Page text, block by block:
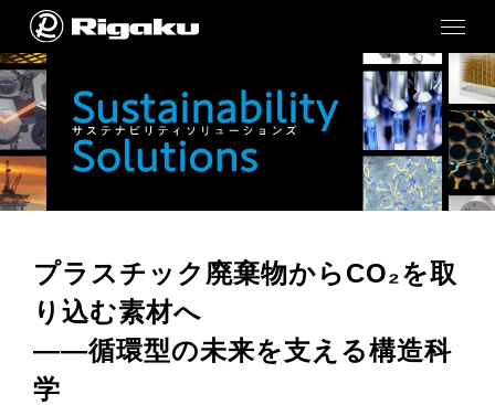
プラスチック廃棄物からCO₂を取
り込む素材へ
――循環型の未来を支える構造科
学